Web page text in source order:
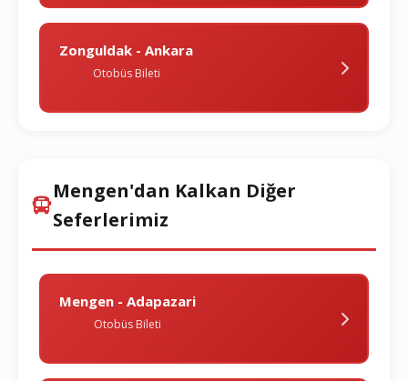
Zonguldak - Ankara
Otobüs Bileti
Mengen'dan Kalkan Diğer
Seferlerimiz
Mengen - Adapazari
Otobüs Bileti